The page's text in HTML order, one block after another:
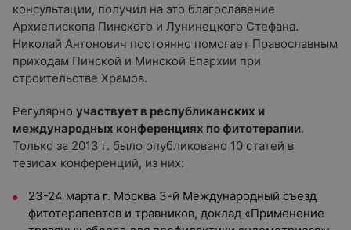
консультации, получил на это благославение
Архиепископа Пинского и Лунинецкого Стефана.
Николай Антонович постоянно помогает Православным
приходам Пинской и Минской Епархии при
строительстве Храмов.
Регулярно участвует в республиканских и
международных конференциях по фитотерапии.
Только за 2013 г. было опубликовано 10 статей в
тезисах конференций, из них:
23-24 марта г. Москва 3-й Международный съезд
фитотерапевтов и травников, доклад «Применение